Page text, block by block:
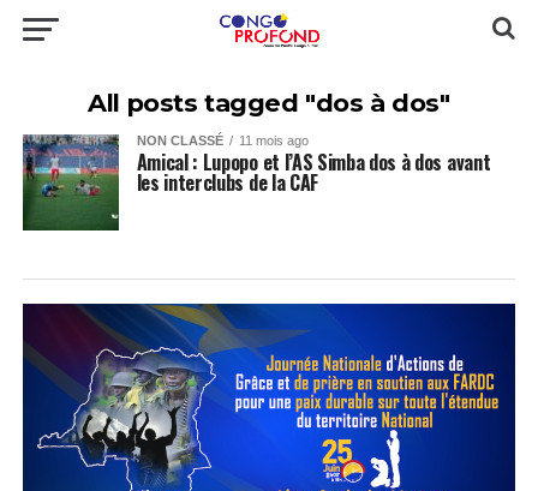
All posts tagged "dos à dos"
NON CLASSÉ 11 mois ago
Amical : Lupopo et l’AS Simba dos à dos avant
les interclubs de la CAF